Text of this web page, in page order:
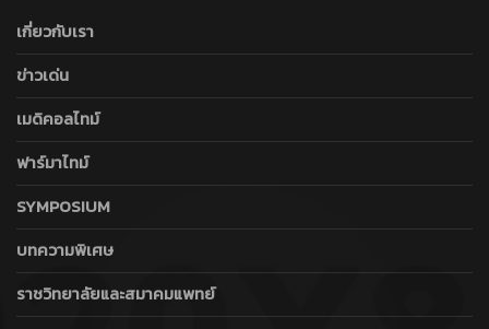
เกี่ยวกับเรา
ข่าวเด่น
เมดิคอลไทม์
ฟาร์มาไทม์
SYMPOSIUM
บทความพิเศษ
ราชวิทยาลัยและสมาคมแพทย์